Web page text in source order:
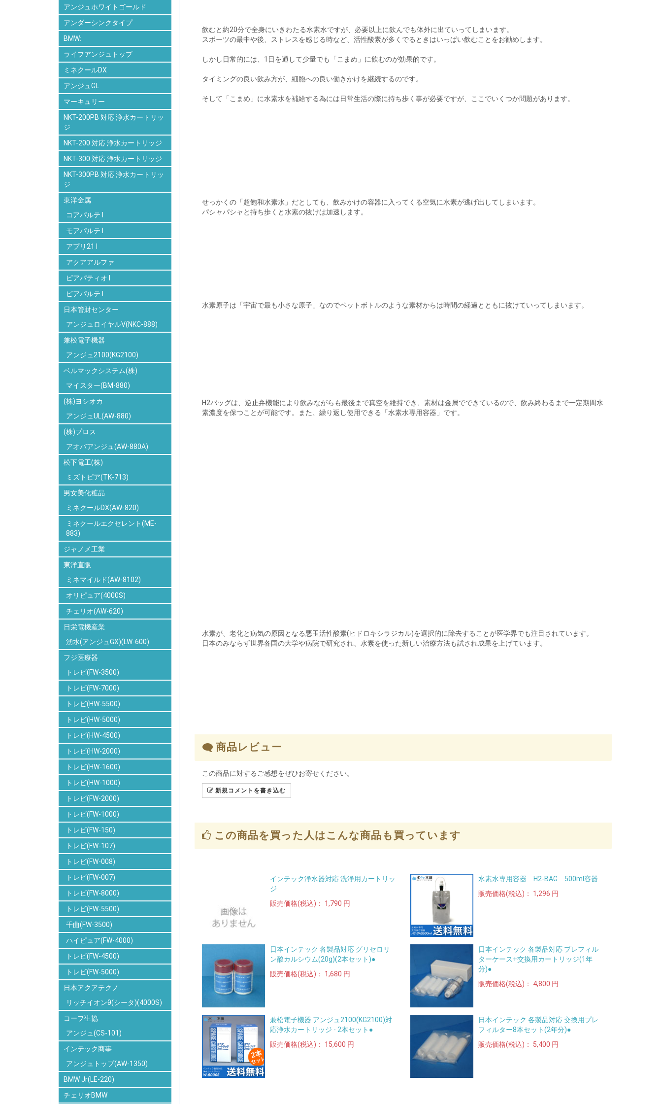
飲むと約20分で全身にいきわたる水素水ですが、必要以上に飲んでも体外に出ていってしまいます。
スポーツの最中や後、ストレスを感じる時など、活性酸素が多くでるときはいっぱい飲むことをお勧めします。
しかし日常的には、1日を通して少量でも「こまめ」に飲むのが効果的です。
タイミングの良い飲み方が、細胞への良い働きかけを継続するのです。
そして「こまめ」に水素水を補給する為には日常生活の際に持ち歩く事が必要ですが、ここでいくつか問題があります。
せっかくの「超飽和水素水」だとしても、飲みかけの容器に入ってくる空気に水素が逃げ出してしまいます。
パシャパシャと持ち歩くと水素の抜けは加速します。
水素原子は「宇宙で最も小さな原子」なのでペットボトルのような素材からは時間の経過とともに抜けていってしまいます。
H2バッグは、逆止弁機能により飲みながらも最後まで真空を維持でき、素材は金属でできているので、飲み終わるまで一定期間水
素濃度を保つことが可能です。また、繰り返し使用できる「水素水専用容器」です。
水素が、老化と病気の原因となる悪玉活性酸素(ヒドロキシラジカル)を選択的に除去することが医学界でも注目されています。
日本のみならず世界各国の大学や病院で研究され、水素を使った新しい治療方法も試され成果を上げています。
商品レビュー
この商品に対するご感想をぜひお寄せください。
新規コメントを書き込む
この商品を買った人はこんな商品も買っています
インテック浄水器対応 洗浄用カートリッ
ジ
販売価格(税込)：
1,790 円
水素水専用容器 H2-BAG 500ml容器
販売価格(税込)：
1,296 円
日本インテック 各製品対応 グリセロリ
ン酸カルシウム(20g)(2本セット)●
販売価格(税込)：
1,680 円
日本インテック 各製品対応 プレフィル
ターケース+交換用カートリッジ(1年
分)●
販売価格(税込)：
4,800 円
兼松電子機器 アンジュ2100(KG2100)対
応浄水カートリッジ - 2本セット●
販売価格(税込)：
15,600 円
日本インテック 各製品対応 交換用プレ
フィルター8本セット(2年分)●
販売価格(税込)：
5,400 円
アンジュホワイトゴールド
アンダーシンクタイプ
BMW:
ライフアンジュトップ
ミネクールDX
アンジュGL
マーキュリー
NKT-200PB 対応 浄水カートリッ
ジ
NKT-200 対応 浄水カートリッジ
NKT-300 対応 浄水カートリッジ
NKT-300PB 対応 浄水カートリッ
ジ
東洋金属
コアパルテ I
モアパルテ I
アプリ21 I
アクアアルファ
ピアパティオ I
ピアパルテ I
日本管財センター
アンジュロイヤルV(NKC-888)
兼松電子機器
アンジュ2100(KG2100)
ベルマックシステム(株)
マイスター(BM-880)
(株)ヨシオカ
アンジュUL(AW-880)
(株)プロス
アオバアンジュ(AW-880A)
松下電工(株)
ミズトピア(TK-713)
男女美化粧品
ミネクールDX(AW-820)
ミネクールエクセレント(ME-
883)
ジャノメ工業
東洋直販
ミネマイルド(AW-8102)
オリピュア(4000S)
チェリオ(AW-620)
日栄電機産業
湧水(アンジュGX)(LW-600)
フジ医療器
トレビ(FW-3500)
トレビ(FW-7000)
トレビ(HW-5500)
トレビ(HW-5000)
トレビ(HW-4500)
トレビ(HW-2000)
トレビ(HW-1600)
トレビ(HW-1000)
トレビ(FW-2000)
トレビ(FW-1000)
トレビ(FW-150)
トレビ(FW-107)
トレビ(FW-008)
トレビ(FW-007)
トレビ(FW-8000)
トレビ(FW-5500)
千曲(FW-3500)
ハイピュア(FW-4000)
トレビ(FW-4500)
トレビ(FW-5000)
日本アクアテクノ
リッチイオンθ(シータ)(4000S)
コープ生協
アンジュ(CS-101)
インテック商事
アンジュトップ(AW-1350)
BMW Jr(LE-220)
チェリオBMW